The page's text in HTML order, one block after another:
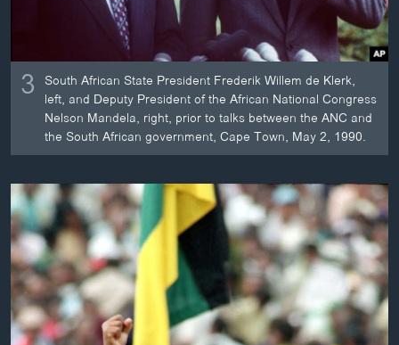
3 South African State President Frederik Willem de Klerk,
left, and Deputy President of the African National Congress
Nelson Mandela, right, prior to talks between the ANC and
the South African government, Cape Town, May 2, 1990.